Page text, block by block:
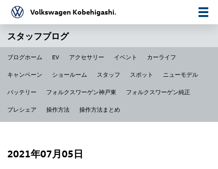
Volkswagen Kobehigashi.
スタッフブログ
ブログホーム EV アクセサリー イベント カーライフ
キャンペーン ショールーム スタッフ スポット ニューモデル
バッテリー フォルクスワーゲン神戸東 フォルクスワーゲン純正
プレシェア 操作方法 操作方法まとめ
2021年07月05日